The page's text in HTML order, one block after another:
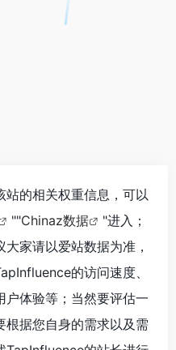
的相关权重信息，可以
""Chinaz数据
"进入；
家请以爱站数据为准，
的访问速度、
户体验等；当然要评估一
根据您自身的需求以及需